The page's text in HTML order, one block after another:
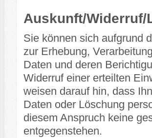
Auskunft/Widerruf/
Sie können sich aufgrund
zur Erhebung,
Daten und deren
Widerruf einer erteilten
weisen darauf hin, dass
Daten oder Löschung
diesem Anspruch keine
entgegenstehen.